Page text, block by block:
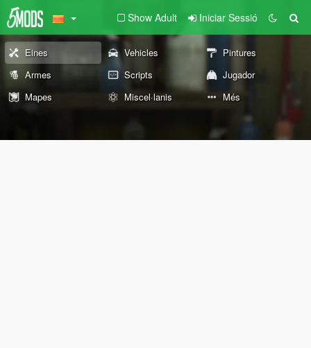
Show Adult Iniciar Sessió
Eines Vehicles
Pintures
Armes
Scripts
Jugador
Mapes
Miscel·lanis Més